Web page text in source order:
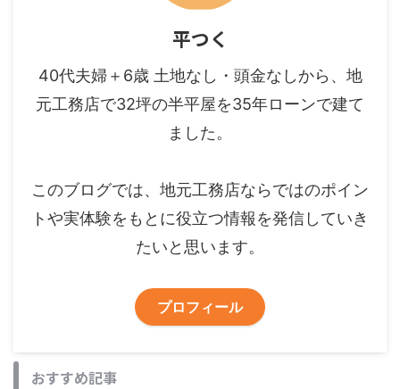
平つく
40代夫婦＋6歳 土地なし・頭金なしから、地
元工務店で32坪の半平屋を35年ローンで建て
ました。
このブログでは、地元工務店ならではのポイン
トや実体験をもとに役立つ情報を発信していき
たいと思います。
プロフィール
おすすめ記事